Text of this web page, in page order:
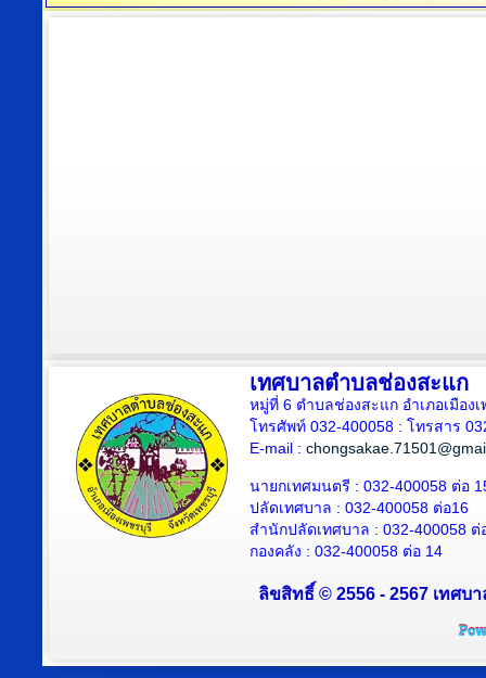
เทศบาลตำบลช่องสะแก
หมู่ที่ 6 ตำบลช่องสะแก อำเภอเมือง
โทรศัพท์ 032-400058 : โทรสาร
E-mail :
นายกเทศมนตรี : 032-400058 ต่อ
ปลัดเทศบาล : 032-400058 ต่อ16
สำนักปลัดเทศบาล : 032-400058 ต่
กองคลัง : 032-400058 ต่อ 14
ลิขสิทธิ์ © 2556 - 2567 เทศบ